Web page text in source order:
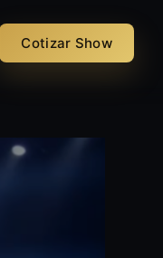
Cotizar Show